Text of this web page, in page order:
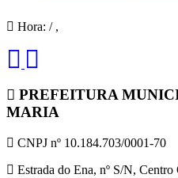
Hora: / ,
PREFEITURA
MARIA
CNPJ nº 10.184.703/0001-70
Estrada do Ena, nº S/N,